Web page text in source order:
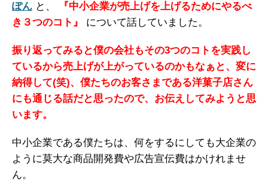
ぽん と、
『中小企業が売上げを上げるためにやるべ
き３つのコト』
について話していました。
振り返ってみると僕の会社もその3つのコトを実践し
ているから売上げが上がっているのかもなぁと、変に
納得して(笑)、僕たちのお客さまである洋菓子店さん
にも通じる話だと思ったので、お伝えしてみようと思
います。
中小企業である僕たちは、何をするにしても大企業の
ように莫大な商品開発費や広告宣伝費はかけれませ
ん。